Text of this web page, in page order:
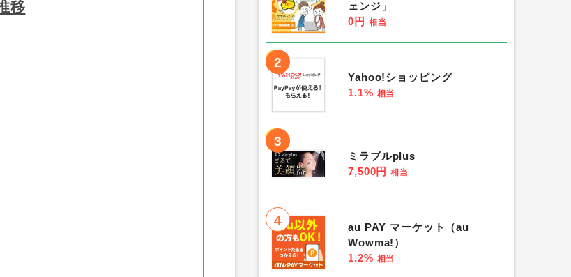
ェンジ」
0円 相当
2
Yahoo!ショッピング
1.1% 相当
3
ミラブルplus
7,500円 相当
4
au PAY マーケット（au
Wowma!）
1.2% 相当